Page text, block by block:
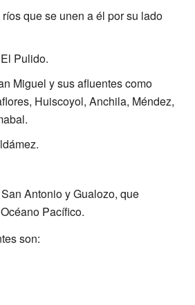
que se unen a él por su lado
Pulido.
Miguel y sus afluentes como
Huiscoyol, Anchila, Méndez,
Antonio y Gualozo, que
Pacífico.
son: